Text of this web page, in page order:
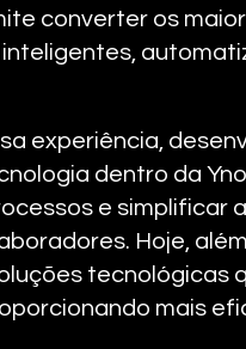
converter os
experiência,
dentro da
e simplificar
Hoje,
tecnológicas
mais